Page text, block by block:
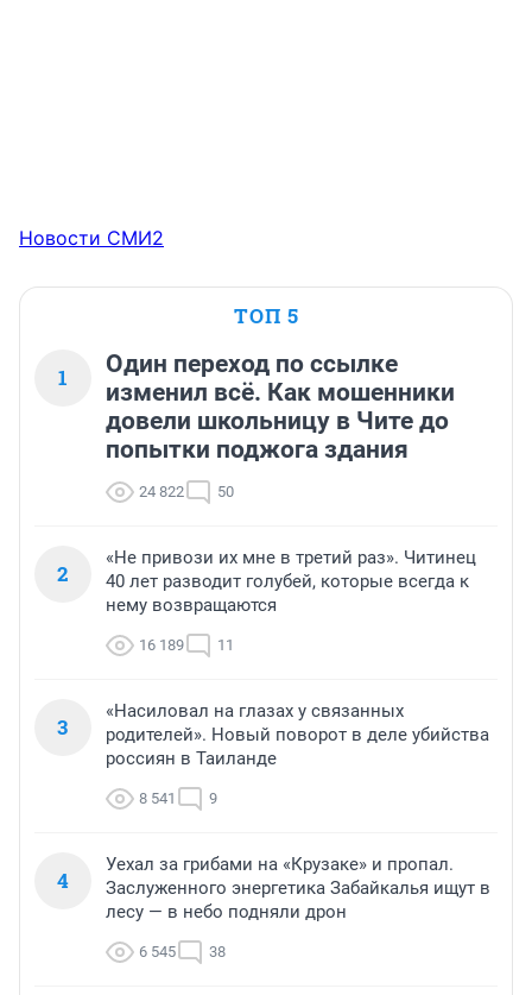
Новости СМИ2
ТОП 5
1
Один переход по ссылке
изменил всё. Как мошенники
довели школьницу в Чите до
попытки поджога здания
24 822 50
2
«Не привози их мне в третий раз». Читинец
40 лет разводит голубей, которые всегда к
нему возвращаются
16 189 11
3
«Насиловал на глазах у связанных
родителей». Новый поворот в деле убийства
россиян в Таиланде
8 541 9
4
Уехал за грибами на «Крузаке» и пропал.
Заслуженного энергетика Забайкалья ищут в
лесу — в небо подняли дрон
6 545 38